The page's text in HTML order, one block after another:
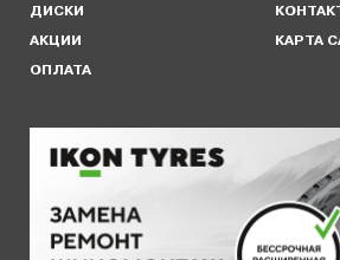
ДИСКИ
АКЦИИ
ОПЛАТА
КАРТА